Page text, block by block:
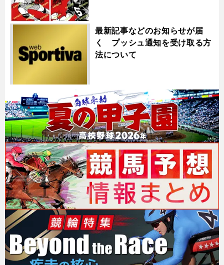
最新記事などのお知らせが届
く プッシュ通知を受け取る方
法について